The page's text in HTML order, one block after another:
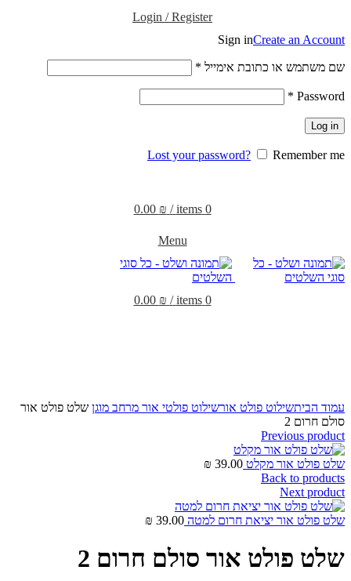
Login / Register
Sign inCreate an Account
שם משתמש או כתובת אימייל *
Password
*
Log in
Lost your password? Remember me
0
items
/
0.00 ₪
Menu
0
items
/
0.00 ₪
עמוד הביתשילוט פולט אורשילוט פולטי אור מרחב מוגן שלט פולט אור
סולם חרום 2
Previous product
שלט פולט אור מקלט 39.00
₪
Back to products
Next product
שלט פולט אור יציאת חרום למטה 39.00
₪
שלט פולט אור סולם חרום 2